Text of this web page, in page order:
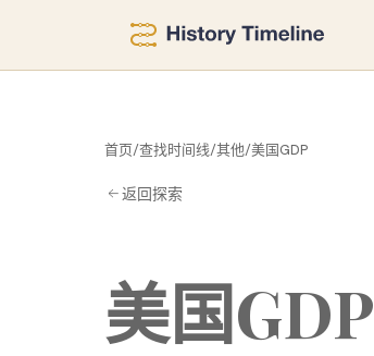
首页/查找时间线/其他/美国GDP
返回探索
美国GDP